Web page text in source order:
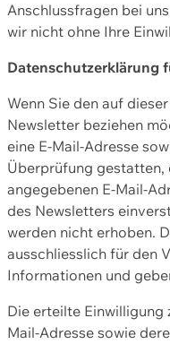
Anschlussfragen bei
wir nicht ohne Ihre
Datenschutzerklärung
Wenn Sie den auf
Newsletter beziehen
eine E-Mail-Adresse
Überprüfung gestatten,
angegebenen E-Mail-
des Newsletters
werden nicht erhoben.
ausschliesslich für den
Informationen und
Die erteilte Einwilligung
Mail-Adresse sowie